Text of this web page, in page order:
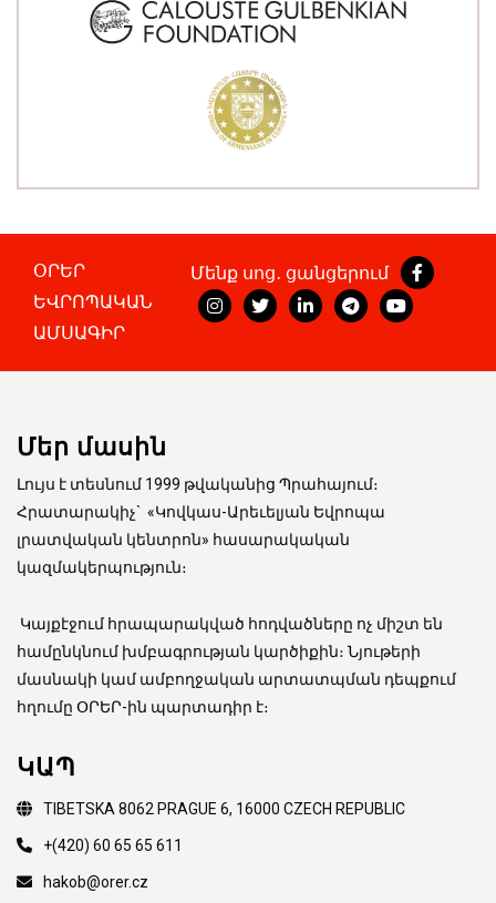
ՕՐԵՐ
ԵՎՐՈՊԱԿԱՆ
ԱՄՍԱԳԻՐ
Մենք սոց․ ցանցերում
Մեր մասին
Լույս է տեսնում 1999 թվականից Պրահայում։
Հրատարակիչ` «Կովկաս-Արեւելյան Եվրոպա
լրատվական կենտրոն» հասարակական
կազմակերպություն։
Կայքէջում հրապարակված հոդվածները ոչ միշտ են
համընկնում խմբագրության կարծիքին։ Նյութերի
մասնակի կամ ամբողջական արտատպման դեպքում
հղումը ՕՐԵՐ-ին պարտադիր է։
ԿԱՊ
TIBETSKA 8062 PRAGUE 6, 16000 CZECH REPUBLIC
+(420) 60 65 65 611
hakob@orer.cz